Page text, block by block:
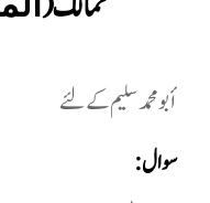
أبو محمد سليم کے لئے
سوال: